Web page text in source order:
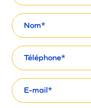
Nom
Téléphone
E-
mail